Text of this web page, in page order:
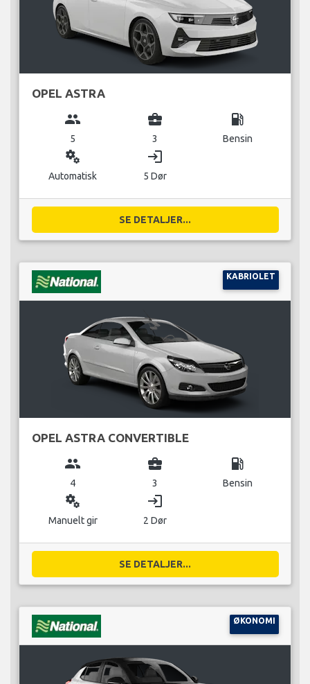
OPEL ASTRA
group
5
business_center
3
local_gas_station
Bensin
miscellaneous_services
Automatisk
login
5 Dør
SE DETALJER...
KABRIOLET
OPEL ASTRA CONVERTIBLE
group
4
business_center
3
local_gas_station
Bensin
miscellaneous_services
Manuelt gir
login
2 Dør
SE DETALJER...
ØKONOMI